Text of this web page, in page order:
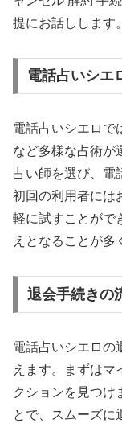
提にお話しします。
電話占いシエ
電話占いシエロで
など多様な占術が
占い師を選び、電
初回の利用者には
軽に試すことがで
えとなることが多
退会手続きの
電話占いシエロの
えます。まずはマ
クションを見つけ
とで、スムーズに